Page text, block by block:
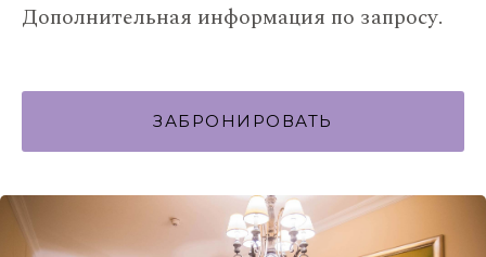
Дополнительная информация по запросу.
ЗАБРОНИРОВАТЬ